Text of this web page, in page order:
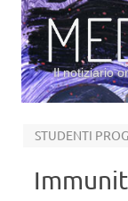
Il notiziario